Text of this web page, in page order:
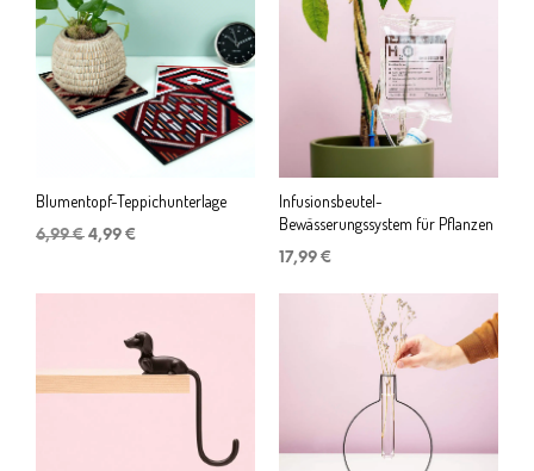
Blumentopf-Teppichunterlage
6,99€ Ursprünglicher
6,99 €
4,99 €
4,99 €.
Infusionsbeutel-
Bewässerungssystem für Pflanzen
17,99 €